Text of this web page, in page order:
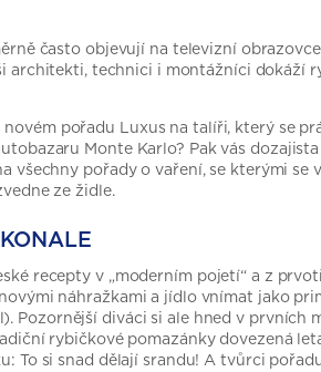
často objevují na televizní
architekti, technici i montážníci dokáží
pořadu Luxus na talíři, který se
Monte Karlo? Pak vás
všechny pořady o vaření, se kterými
ze židle.
recepty v „moderním pojetí“ a z
náhražkami a jídlo vnímat jako
Pozornější diváci si ale hned v
rybičkové pomazánky dovezená
To si snad dělají srandu! A tvůrci